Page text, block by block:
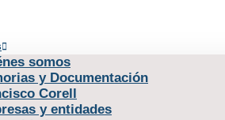
somos
y Documentación
Corell
y entidades